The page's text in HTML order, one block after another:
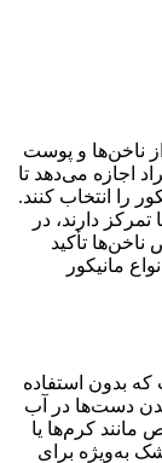
ناخن‌ها و پوست
اجازه می‌دهد تا
را انتخاب کنند.
دارند، در
تأکید
مانیکور
بدون استفاده
دست‌ها در آب
کرم‌ها یا
به‌ویژه برای